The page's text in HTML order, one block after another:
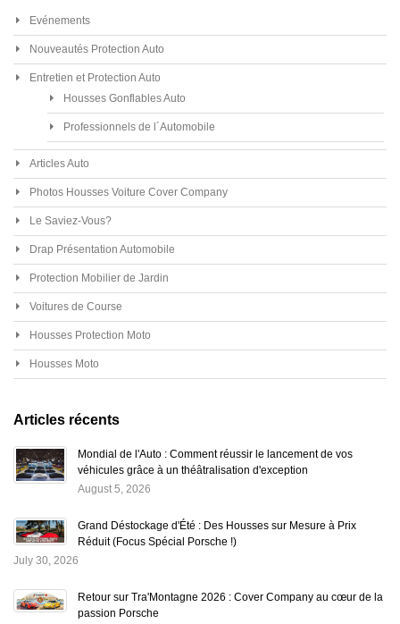
Evénements
Nouveautés Protection Auto
Entretien et Protection Auto
Housses Gonflables Auto
Professionnels de l´Automobile
Articles Auto
Photos Housses Voiture Cover Company
Le Saviez-Vous?
Drap Présentation Automobile
Protection Mobilier de Jardin
Voitures de Course
Housses Protection Moto
Housses Moto
Articles récents
Mondial de l'Auto : Comment réussir le lancement de vos
véhicules grâce à un théâtralisation d'exception
August 5, 2026
Grand Déstockage d'Été : Des Housses sur Mesure à Prix
Réduit (Focus Spécial Porsche !)
July 30, 2026
Retour sur Tra'Montagne 2026 : Cover Company au cœur de la
passion Porsche